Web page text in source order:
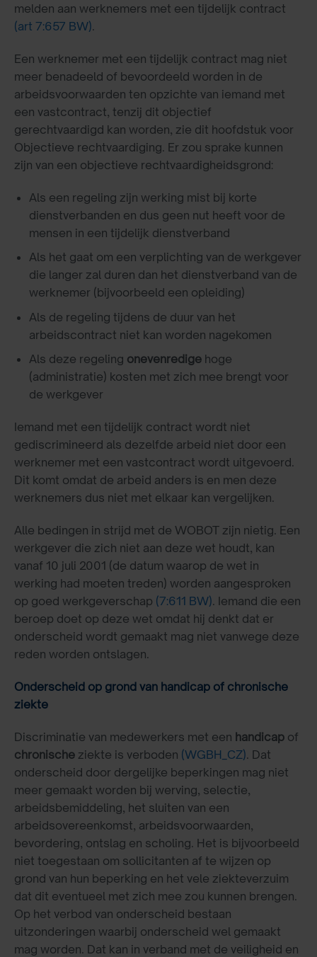
melden aan werknemers met een tijdelijk contract
(art 7:657 BW).
Een werknemer met een tijdelijk contract mag niet
meer benadeeld of bevoordeeld worden in de
arbeidsvoorwaarden ten opzichte van iemand met
een vastcontract, tenzij dit objectief
gerechtvaardigd kan worden, zie dit hoofdstuk voor
Objectieve rechtvaardiging. Er zou sprake kunnen
zijn van een objectieve rechtvaardigheidsgrond:
Als een regeling zijn werking mist bij korte
dienstverbanden en dus geen nut heeft voor de
mensen in een tijdelijk dienstverband
Als het gaat om een verplichting van de werkgever
die langer zal duren dan het dienstverband van de
werknemer (bijvoorbeeld een opleiding)
Als de regeling tijdens de duur van het
arbeidscontract niet kan worden nagekomen
Als deze regeling onevenredigehoge
(administratie) kosten met zich mee brengt voor
de werkgever
Iemand met een tijdelijk contract wordt niet
gediscrimineerd als dezelfde arbeid niet door een
werknemer met een vastcontract wordt uitgevoerd.
Dit komt omdat de arbeid anders is en men deze
werknemers dus niet met elkaar kan vergelijken.
Alle bedingen in strijd met de WOBOT zijn nietig. Een
werkgever die zich niet aan deze wet houdt, kan
vanaf 10 juli 2001 (de datum waarop de wet in
werking had moeten treden) worden aangesproken
op goed werkgeverschap (7:611 BW). Iemand die een
beroep doet op deze wet omdat hij denkt dat er
onderscheid wordt gemaakt mag niet vanwege deze
reden worden ontslagen.
Onderscheid op grond van handicap of chronische
ziekte
Discriminatie van medewerkers met een handicap of
chronische ziekte is verboden (WGBH_CZ). Dat
onderscheid door dergelijke beperkingen mag niet
meer gemaakt worden bij werving, selectie,
arbeidsbemiddeling, het sluiten van een
arbeidsovereenkomst, arbeidsvoorwaarden,
bevordering, ontslag en scholing. Het is bijvoorbeeld
niet toegestaan om sollicitanten af te wijzen op
grond van hun beperking en het vele ziekteverzuim
dat dit eventueel met zich mee zou kunnen brengen.
Op het verbod van onderscheid bestaan
uitzonderingen waarbij onderscheid wel gemaakt
mag worden. Dat kan in verband met de veiligheid en